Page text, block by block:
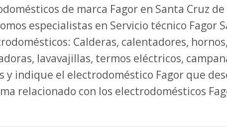
de marca Fagor en Santa Cruz
especialistas en Servicio técnico Fagor
Calderas, calentadores,
lavavajillas, termos eléctricos,
y indique el electrodoméstico Fagor que
relacionado con los electrodomésticos